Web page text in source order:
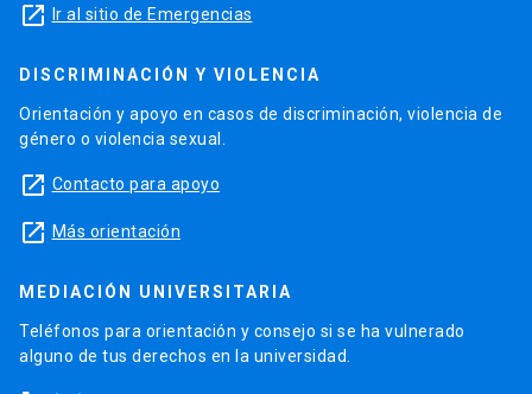
launch Ir al sitio de Emergencias
DISCRIMINACIÓN Y VIOLENCIA
Orientación y apoyo en casos de discriminación, violencia de
género o violencia sexual.
launch Contacto para apoyo
launch Más orientación
MEDIACIÓN UNIVERSITARIA
Teléfonos para orientación y consejo si se ha vulnerado
alguno de tus derechos en la universidad.